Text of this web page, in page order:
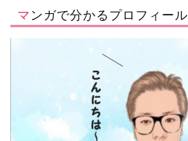
マンガで分かるプロフィール